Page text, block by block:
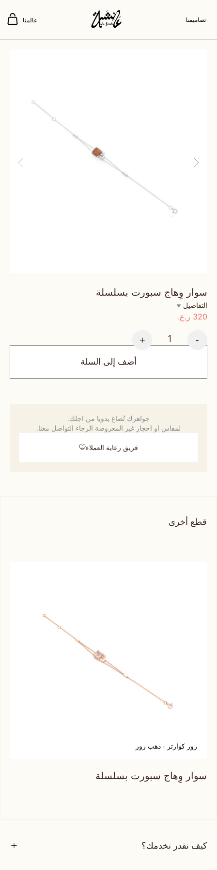
تصاميمنا عالمنا
سوار وِهاج سبورت بسلسلة
التفاصيل
320 ر.ع.
-
+
أضف إلى السلة
جواهرك تُصاغ يدويا من اجلك.
لمقاس او احجار غير المعروضة الرجاء التواصل معنا.
فريق رعاية العملاء
قطع أخرى
روز كوارتز - ذهب روز
سوار وِهاج سبورت بسلسلة
كيف نقدر نخدمك؟